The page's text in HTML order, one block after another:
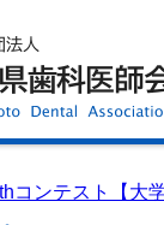
ンテスト【大